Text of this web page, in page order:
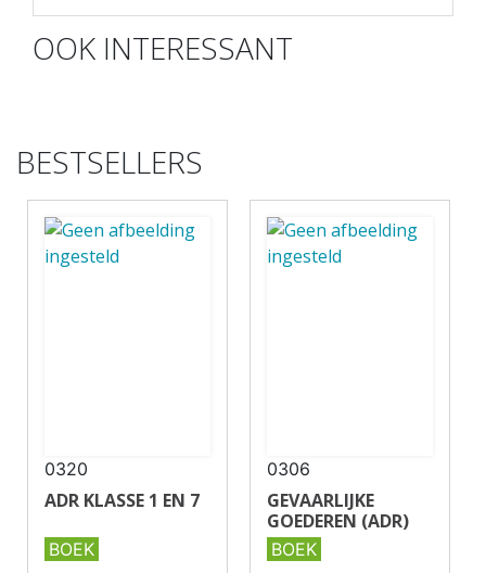
OOK INTERESSANT
BESTSELLERS
0320
ADR KLASSE 1 EN 7
BOEK
0306
GEVAARLIJKE
GOEDEREN (ADR)
BOEK